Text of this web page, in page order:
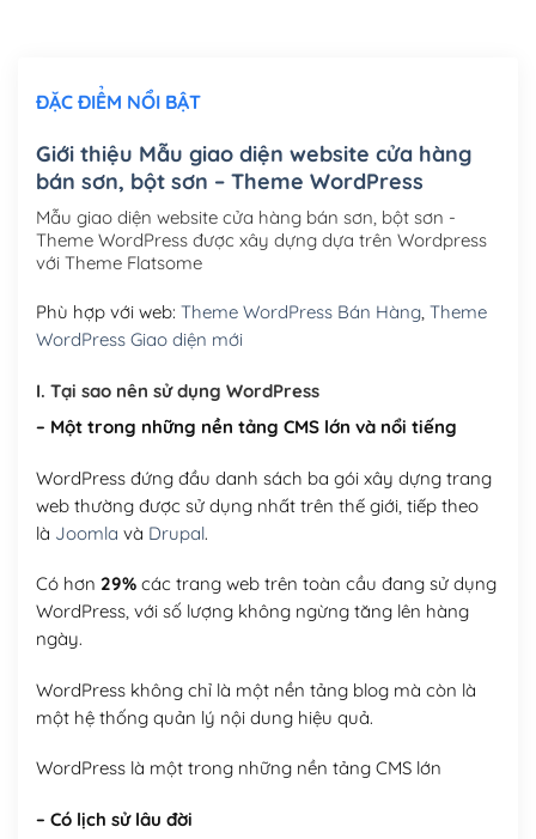
Mua thêm Host + Tên miền
Tên miền quốc tế .com .net .org (1 năm)
(+300,000₫)
Tên miền Việt Nam .vn (1 năm)(+550,000₫)
Hosting 2GB SSD (1 năm)(+450,000₫)
Hosting 5GB SSD (1 năm)
ĐẶC ĐIỂM NỔI BẬT
Giới thiệu Mẫu giao diện website cửa hàng
bán sơn, bột sơn – Theme WordPress
Mẫu giao diện website cửa hàng bán sơn, bột sơn -
Theme WordPress được xây dựng dựa trên Wordpress
với Theme Flatsome
Phù hợp với web: Theme WordPress Bán Hàng, Theme
WordPress Giao diện mới
I. Tại sao nên sử dụng WordPress
– Một trong những nền tảng CMS lớn và nổi tiếng
WordPress đứng đầu danh sách ba gói xây dựng trang
web thường được sử dụng nhất trên thế giới, tiếp theo
là Joomla và Drupal.
Có hơn 29%các trang web trên toàn cầu đang sử dụng
WordPress, với số lượng không ngừng tăng lên hàng
ngày.
WordPress không chỉ là một nền tảng blog mà còn là
một hệ thống quản lý nội dung hiệu quả.
WordPress là một trong những nền tảng CMS lớn
– Có lịch sử lâu đời